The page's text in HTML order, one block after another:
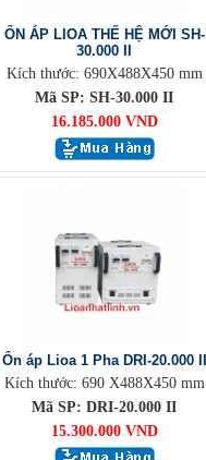
ỔN ÁP LIOA THẾ HỆ MỚI SH-
30.000 II
Kích thước: 690X488X450 mm
Mã SP: SH-30.000 II
16.185.000 VND
Ổn áp Lioa 1 Pha DRI-20.000 II
Kích thước: 690 X488X450 mm
Mã SP: DRI-20.000 II
15.300.000 VND